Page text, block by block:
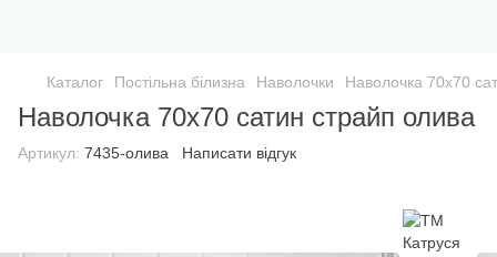
Каталог Постільна білизна Наволочки Наволочка 70х70
Наволочка 70х70 сатин страйп олива
Артикул: 7435-олива Написати відгук